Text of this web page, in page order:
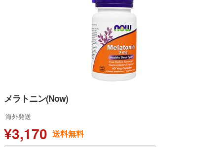
メラトニン(Now)
海外発送
¥3,170 送料無料